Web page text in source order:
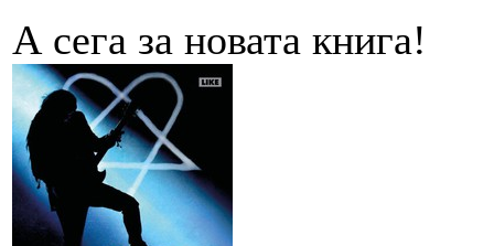
А сега за новата книга!